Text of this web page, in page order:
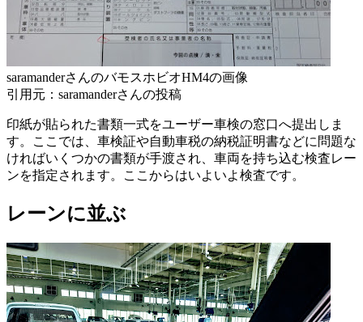
saramanderさんのバモスホビオHM4の画像
引用元：saramanderさんの投稿
印紙が貼られた書類一式をユーザー車検の窓口へ提出しま
す。ここでは、車検証や自動車税の納税証明書などに問題な
ければいくつかの書類が手渡され、車両を持ち込む検査レー
ンを指定されます。ここからはいよいよ検査です。
レーンに並ぶ